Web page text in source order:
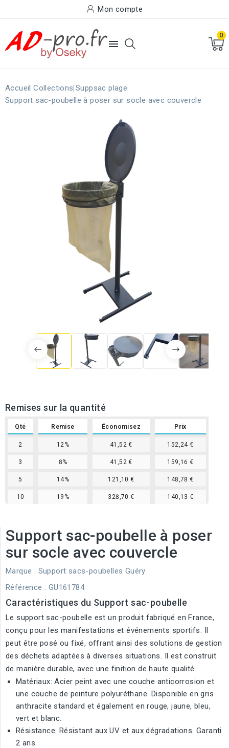
Mon compte

0
Accueil Collections Suppsac plage
Support sac-poubelle à poser sur socle avec couvercle
Remises sur la quantité
Qté Remise Économisez Prix
2 12% 41,52 € 152,24 €
3 8% 41,52 € 159,16 €
5 14% 121,10 € 148,78 €
10 19% 328,70 € 140,13 €
Support sac-poubelle à poser
sur socle avec couvercle
Marque : Support sacs-poubelles Guéry
Référence : GU161784
Caractéristiques du Support sac-poubelle
Le support sac-poubelle est un produit fabriqué en France,
conçu pour les manifestations et événements sportifs. Il
peut être posé ou fixé, offrant ainsi des solutions de gestion
des déchets adaptées à diverses situations. Il est construit
de manière durable, avec une finition de haute qualité.
Matériaux: Acier peint avec une couche anticorrosion et
une couche de peinture polyuréthane. Disponible en gris
anthracite standard et également en rouge, jaune, bleu,
vert et blanc.
Résistance: Résistant aux UV et aux dégradations. Garanti
2 ans.